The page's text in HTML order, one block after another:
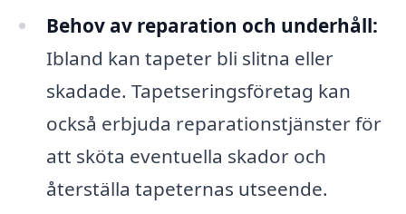
Behov av reparation och underhåll:
Ibland kan tapeter bli slitna eller
skadade. Tapetseringsföretag kan
också erbjuda reparationstjänster för
att sköta eventuella skador och
återställa tapeternas utseende.